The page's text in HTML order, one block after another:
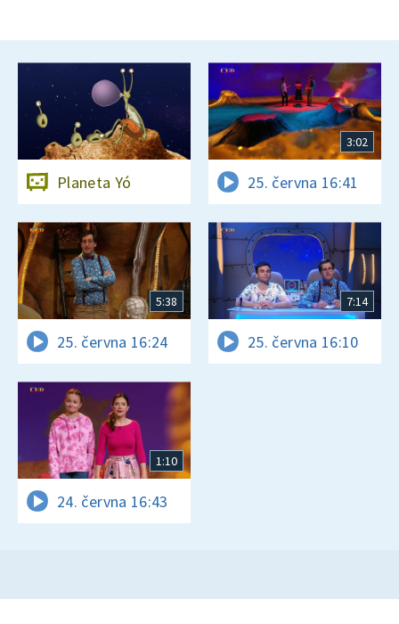
Planeta Yó
3:02
25. června 16:41
5:38
25. června 16:24
7:14
25. června 16:10
1:10
24. června 16:43